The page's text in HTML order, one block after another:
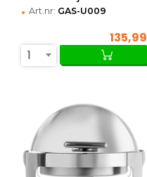
• Art.nr: GAS-U009
135,99
1